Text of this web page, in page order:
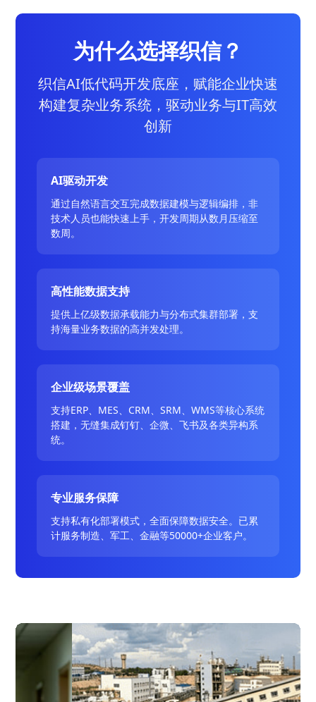
为什么选择织信？
织信AI低代码开发底座，赋能企业快速
构建复杂业务系统，驱动业务与IT高效
创新
AI驱动开发
通过自然语言交互完成数据建模与逻辑编排，非
技术人员也能快速上手，开发周期从数月压缩至
数周。
高性能数据支持
提供上亿级数据承载能力与分布式集群部署，支
持海量业务数据的高并发处理。
企业级场景覆盖
支持ERP、MES、CRM、SRM、WMS等核心系统
搭建，无缝集成钉钉、企微、飞书及各类异构系
统。
专业服务保障
支持私有化部署模式，全面保障数据安全。已累
计服务制造、军工、金融等50000+企业客户。